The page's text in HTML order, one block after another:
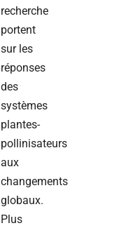
recherche
portent
sur les
réponses
des
systèmes
plantes-
pollinisateurs
aux
changements
globaux.
Plus